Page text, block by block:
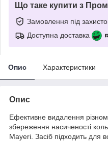
Що таке купити з
Замовлення під
Доступна доставка
Опис Характеристики
Опис
Ефективне видалення
збереження насиченості
Mayeri. Засіб підходить для